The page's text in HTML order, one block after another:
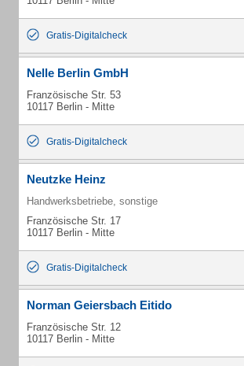
Gratis-Digitalcheck
Nelle Berlin GmbH
Französische Str. 53
10117 Berlin - Mitte
Gratis-Digitalcheck
Neutzke Heinz
Handwerksbetriebe, sonstige
Französische Str. 17
10117 Berlin - Mitte
Gratis-Digitalcheck
Norman Geiersbach Eitido
Französische Str. 12
10117 Berlin - Mitte